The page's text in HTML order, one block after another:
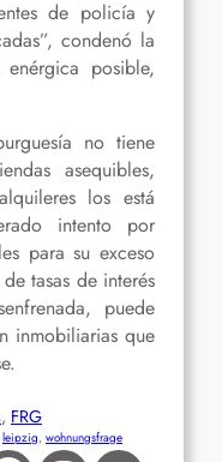
de policía y
condenó la
posible,
no tiene
asequibles,
los está
intento por
para su exceso
tasas de interés
puede
inmobiliarias que
, FRG
leipzig, wohnungsfrage